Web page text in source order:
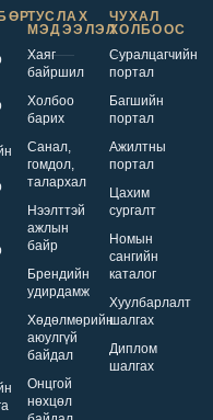
ТУСЛАХ
МЭДЭЭЛЭЛ
Хаяг
байршил
Холбоо
барих
Санал,
гомдол,
талархал
Нээлттэй
ажлын
байр
Брендийн
удирдамж
Хөдөлмөрийн
аюулгүй
байдал
Онцгой
нөхцөл
ЧУХАЛ
ХОЛБООС
Суралцагчийн
портал
Багшийн
портал
Ажилтны
портал
Цахим
сургалт
Номын
сангийн
каталог
Хуулбарлалт
шалгах
Диплом
шалгах